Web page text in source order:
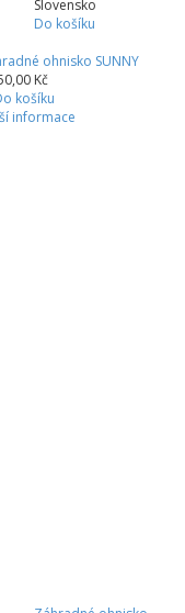
Slovensko
Do košíku
ohnisko SUNNY
Kč
košíku
informace